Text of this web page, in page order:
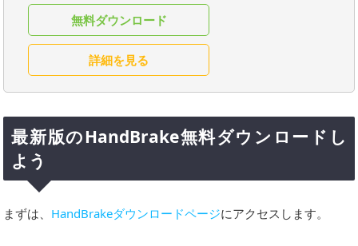
無料ダウンロード
詳細を見る
最新版のHandBrake無料ダウンロードし
よう
まずは、 HandBrakeダウンロードページにアクセスします。